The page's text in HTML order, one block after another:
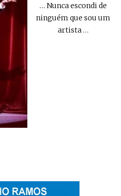
… Nunca escondi de
ninguém que sou um
artista …